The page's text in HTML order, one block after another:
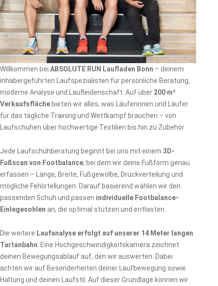
Willkommen bei ABSOLUTE RUN Laufladen Bonn – deinem
inhabergeführten Laufspezialisten für persönliche Beratung,
moderne Analyse und Laufleidenschaft. Auf über 200 m²
Verkaufsflächebieten wir alles, was Läuferinnen und Läufer
für das tägliche Training und Wettkampf brauchen – von
Laufschuhen über hochwertige Textilien bis hin zu Zubehör.
Jede Laufschuhberatung beginnt bei uns mit einem 3D-
Fußscan von Footbalance, bei dem wir deine Fußform genau
erfassen – Länge, Breite, Fußgewölbe, Druckverteilung und
mögliche Fehlstellungen. Darauf basierend wählen wir den
passenden Schuh und passen individuelle Footbalance-
Einlegesohlen an, die optimal stützen und entlasten.
Die weitere Laufanalyse erfolgt auf unserer 14 Meter langen
Tartanbahn . Eine Hochgeschwindigkeitskamera zeichnet
deinen Bewegungsablauf auf, den wir auswerten. Dabei
achten wir auf Besonderheiten deiner Laufbewegung sowie
Haltung und deinen Laufstil. Auf dieser Grundlage können wir